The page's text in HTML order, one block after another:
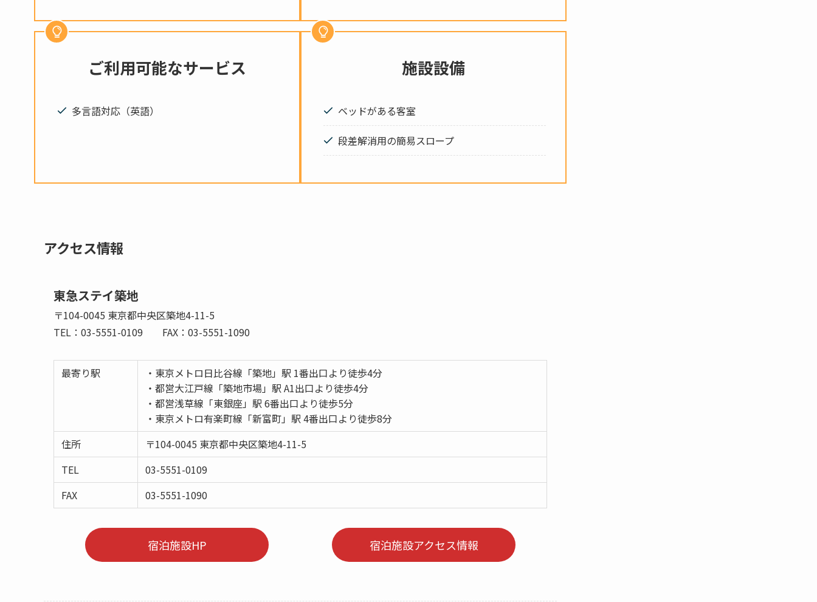
ご利用可能なサービス
多言語対応（英語）
施設設備
ベッドがある客室
段差解消用の簡易スロープ
アクセス情報
東急ステイ築地
〒104-0045 東京都中央区築地4-11-5
TEL：03-5551-0109 FAX：03-5551-1090
最寄り駅
・東京メトロ日比谷線「築地」駅 1番出口より徒歩4分
・都営大江戸線「築地市場」駅 A1出口より徒歩4分
・都営浅草線「東銀座」駅 6番出口より徒歩5分
・東京メトロ有楽町線「新富町」駅 4番出口より徒歩8分
住所
〒104-0045 東京都中央区築地4-11-5
TEL
03-5551-0109
FAX
03-5551-1090
宿泊施設HP 宿泊施設アクセス情報